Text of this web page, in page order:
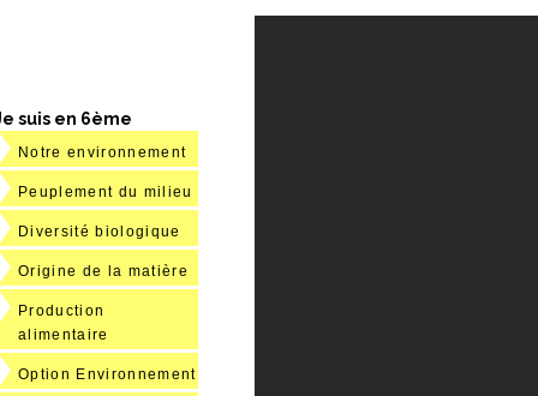
suis en 6ème
Notre environnement
Peuplement du milieu
Diversité biologique
Origine de la matière
Production
alimentaire
Option Environnement